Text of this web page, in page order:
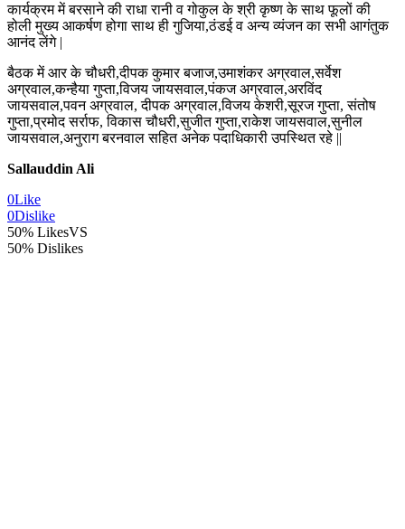
कार्यक्रम में बरसाने की राधा रानी व गोकुल के श्री कृष्ण के साथ फूलों की
होली मुख्य आकर्षण होगा साथ ही गुजिया,ठंडई व अन्य व्यंजन का सभी आगंतुक
आनंद लेंगे |
बैठक में आर के चौधरी,दीपक कुमार बजाज,उमाशंकर अग्रवाल,सर्वेश
अग्रवाल,कन्हैया गुप्ता,विजय जायसवाल,पंकज अग्रवाल,अरविंद
जायसवाल,पवन अग्रवाल, दीपक अग्रवाल,विजय केशरी,सूरज गुप्ता, संतोष
गुप्ता,प्रमोद सर्राफ, विकास चौधरी,सुजीत गुप्ता,राकेश जायसवाल,सुनील
जायसवाल,अनुराग बरनवाल सहित अनेक पदाधिकारी उपस्थित रहे ||
Sallauddin Ali
0Like
0Dislike
50% LikesVS
50% Dislikes